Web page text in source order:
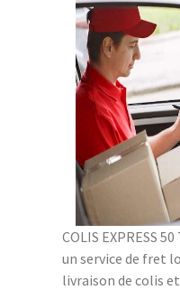
COLIS EXPRESS
un service de fret
livraison de colis